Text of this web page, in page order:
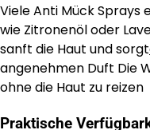
Viele Anti Mück
wie Zitronenöl oder
sanft die Haut und sorgt
angenehmen Duft Die
ohne die Haut zu reizen
Praktische